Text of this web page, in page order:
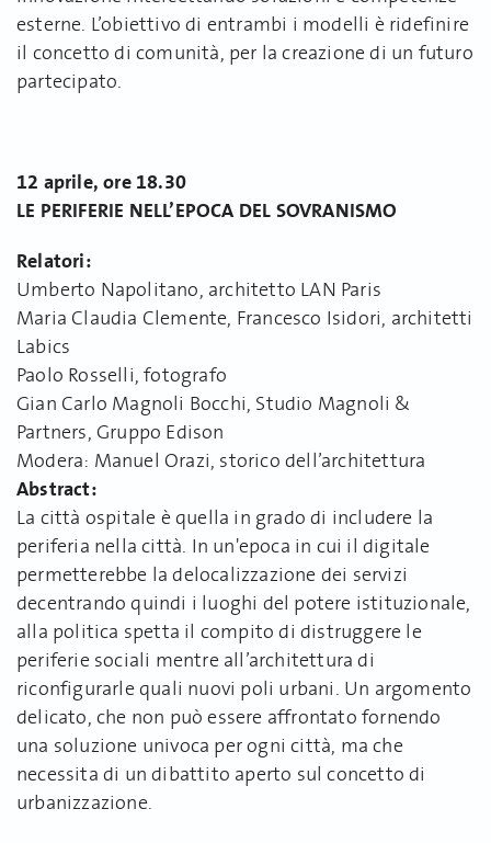
esterne. L’obiettivo di entrambi i modelli è ridefinire
il concetto di comunità, per la creazione di un futuro
partecipato.
12 aprile, ore 18.30
LE PERIFERIE NELL’EPOCA DEL SOVRANISMO
Relatori:
Umberto Napolitano, architetto LAN Paris
Maria Claudia Clemente, Francesco Isidori, architetti
Labics
Paolo Rosselli, fotografo
Gian Carlo Magnoli Bocchi, Studio Magnoli &
Partners, Gruppo Edison
Modera: Manuel Orazi, storico dell’architettura
Abstract:
La città ospitale è quella in grado di includere la
periferia nella città. In un'epoca in cui il digitale
permetterebbe la delocalizzazione dei servizi
decentrando quindi i luoghi del potere istituzionale,
alla politica spetta il compito di distruggere le
periferie sociali mentre all’architettura di
riconfigurarle quali nuovi poli urbani. Un argomento
delicato, che non può essere affrontato fornendo
una soluzione univoca per ogni città, ma che
necessita di un dibattito aperto sul concetto di
urbanizzazione.